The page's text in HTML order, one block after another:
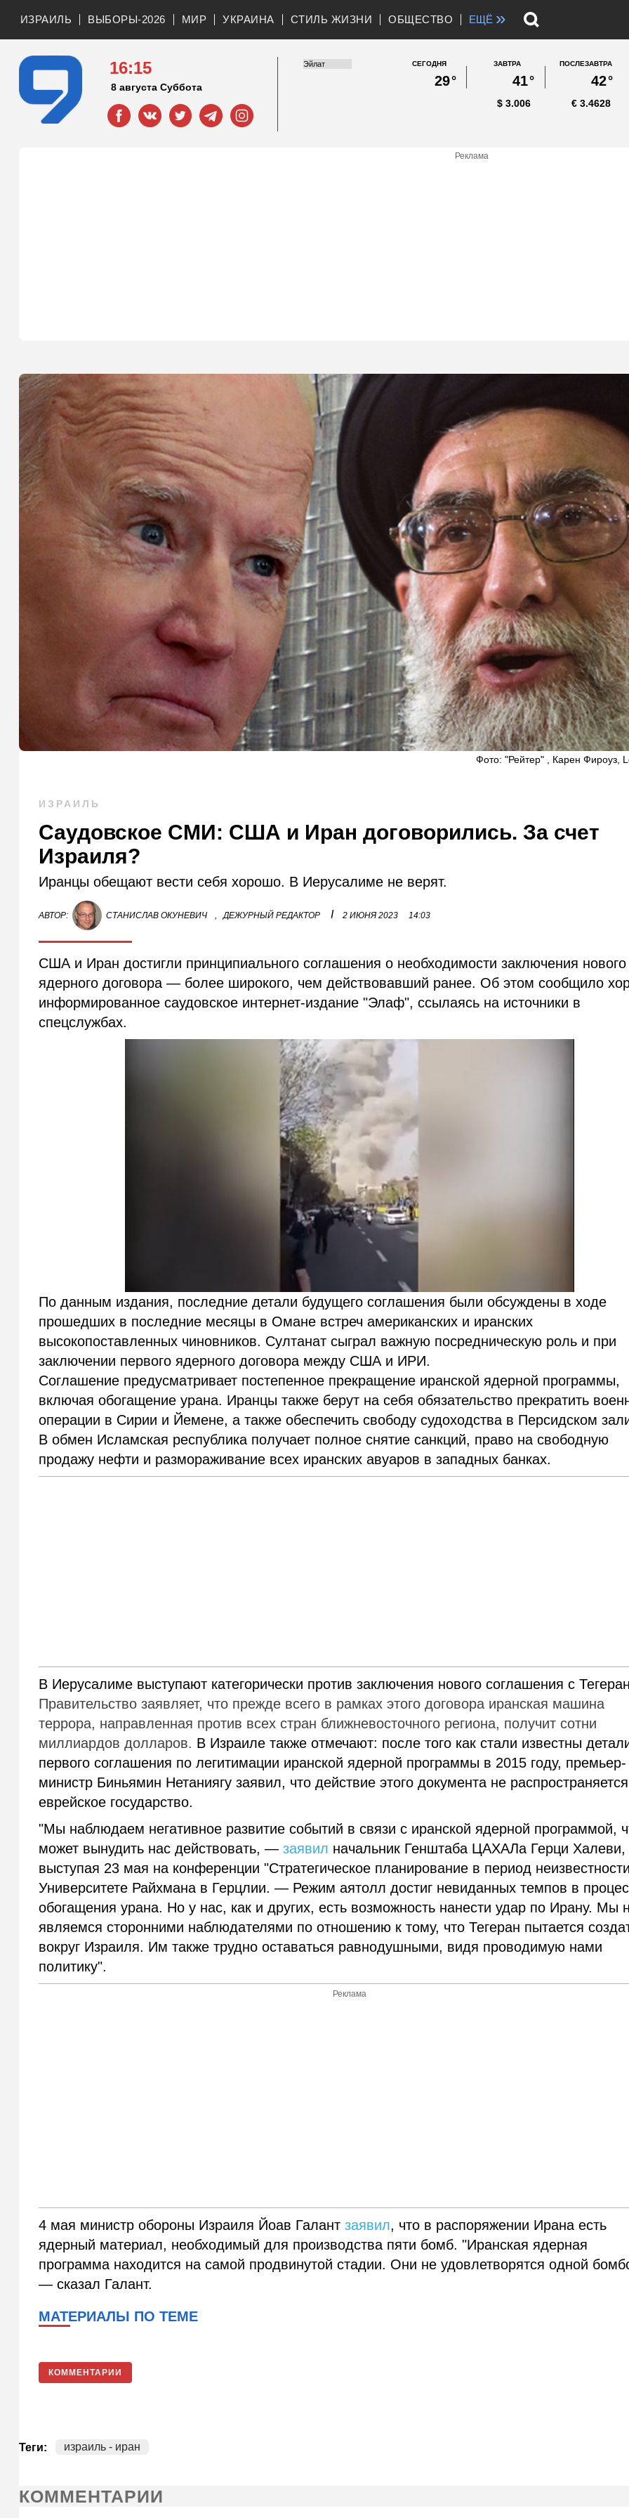
ИЗРАИЛЬ ВЫБОРЫ-2026 МИР УКРАИНА СТИЛЬ ЖИЗНИ ОБЩЕСТВО ЕЩЁ »
16:15
8 августа Суббота
СЕГОДНЯ
29°
ЗАВТРА
41°
ПОСЛЕЗАВТРА
42°
3.006
$ 3.4628
€
Реклама
Фото: "Рейтер" , Карен Фироуз,
ИЗРАИЛЬ
Саудовское СМИ: США и Иран договорились. За счет
Израиля?
Иранцы обещают вести себя хорошо. В Иерусалиме не верят.
АВТОР: СТАНИСЛАВ ОКУНЕВИЧ , ДЕЖУРНЫЙ РЕДАКТОР I 2 ИЮНЯ 2023 14:03
США и Иран достигли принципиального соглашения о необходимости заключения нового
ядерного договора — более широкого, чем действовавший ранее. Об этом сообщило
информированное саудовское интернет-издание"Элаф", ссылаясь на источники в
спецслужбах.
По данным издания, последние детали будущего соглашения были обсуждены в ходе
прошедших в последние месяцы в Омане встреч американских и иранских
высокопоставленных чиновников. Султанат сыграл важную посредническую роль и при
заключении первого ядерного договора между США и ИРИ.
Соглашение предусматривает постепенное прекращение иранской ядерной программы,
включая обогащение урана. Иранцы также берут на себя обязательство прекратить
операции в Сирии и Йемене, а также обеспечить свободу судоходства в Персидском
В обмен Исламская республика получает полное снятие санкций, право на свободную
продажу нефти и размораживание всех иранских авуаров в западных банках.
В Иерусалиме выступают категорически против заключения нового соглашения с
Правительство заявляет, что прежде всего в рамках этого договора иранская машина
террора, направленная против всех стран ближневосточного региона, получит сотни
миллиардов долларов. В Израиле также отмечают: после того как стали известны
первого соглашения по легитимации иранской ядерной программы в 2015 году, премьер-
министр Биньямин Нетаниягу заявил, что действие этого документа не
еврейское государство.
"Мы наблюдаем негативное развитие событий в связи с иранской ядерной программой,
может вынудить нас действовать, —заявил начальник Генштаба ЦАХАЛа Герци Халеви,
выступая 23 мая на конференции "Стратегическое планирование в период
Университете Райхмана в Герцлии. — Режим аятолл достиг невиданных темпов в
обогащения урана. Но у нас, как и других, есть возможность нанести удар по Ирану. Мы
являемся сторонними наблюдателями по отношению к тому, что Тегеран пытается
вокруг Израиля. Им также трудно оставаться равнодушными, видя проводимую нами
политику".
Реклама
4 мая министр обороны Израиля Йоав Галантзаявил, что в распоряжении Ирана есть
ядерный материал, необходимый для производства пяти бомб. "Иранская ядерная
программа находится на самой продвинутой стадии. Они не удовлетворятся одной
— сказал Галант.
МАТЕРИАЛЫ ПО ТЕМЕ
КОММЕНТАРИИ
Теги: израиль - иран
КОММЕНТАРИИ